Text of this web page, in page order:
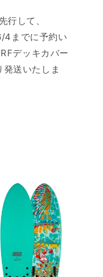
して、
4までに予約い
デッキカバー
送いたしま